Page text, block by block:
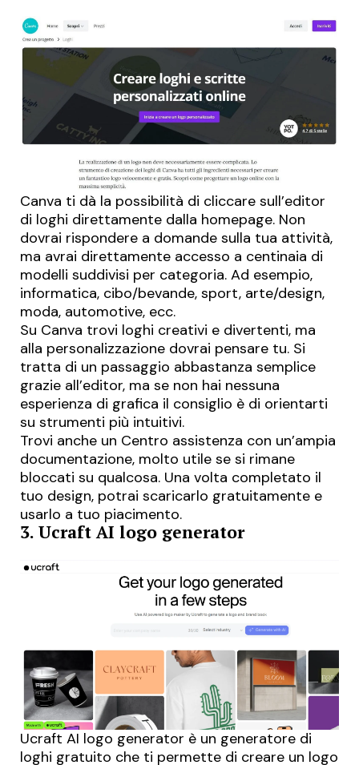
Canva ti dà la possibilità di cliccare sull’editor
di loghi direttamente dalla homepage. Non
dovrai rispondere a domande sulla tua attività,
ma avrai direttamente accesso a centinaia di
modelli suddivisi per categoria. Ad esempio,
informatica, cibo/bevande, sport, arte/design,
moda, automotive, ecc.
Su Canva trovi loghi creativi e divertenti, ma
alla personalizzazione dovrai pensare tu. Si
tratta di un passaggio abbastanza semplice
grazie all’editor, ma se non hai nessuna
esperienza di grafica il consiglio è di orientarti
su strumenti più intuitivi.
Trovi anche un Centro assistenza con un’ampia
documentazione, molto utile se si rimane
bloccati su qualcosa. Una volta completato il
tuo design, potrai scaricarlo gratuitamente e
usarlo a tuo piacimento.
3. Ucraft AI logo generator
Ucraft AI logo generator è un generatore di
loghi gratuito che ti permette di creare un logo